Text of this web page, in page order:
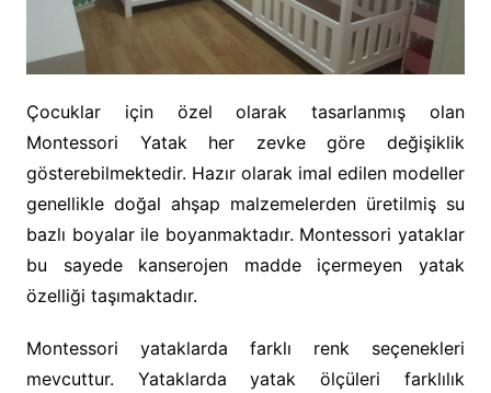
Çocuklar için özel olarak tasarlanmış olan
Montessori Yatak her zevke göre değişiklik
gösterebilmektedir. Hazır olarak imal edilen modeller
genellikle doğal ahşap malzemelerden üretilmiş su
bazlı boyalar ile boyanmaktadır. Montessori yataklar
bu sayede kanserojen madde içermeyen yatak
özelliği taşımaktadır.
Montessori yataklarda farklı renk seçenekleri
mevcuttur. Yataklarda yatak ölçüleri farklılık